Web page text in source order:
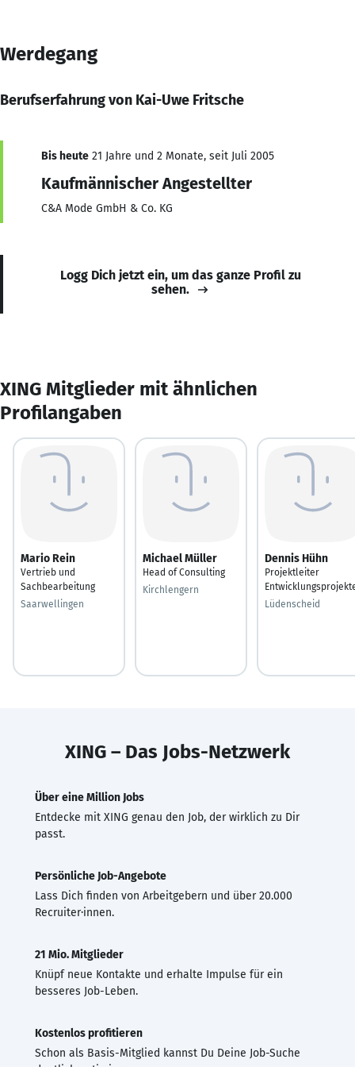
Werdegang
Berufserfahrung von Kai-Uwe Fritsche
Bis heute 21 Jahre und 2 Monate, seit Juli 2005
Kaufmännischer Angestellter
C&A Mode GmbH & Co. KG
Logg Dich jetzt ein, um das ganze Profil zu
sehen.
XING Mitglieder mit ähnlichen
Profilangaben
Mario Rein
Vertrieb und
Sachbearbeitung
Saarwellingen
Michael Müller
Head of Consulting
Kirchlengern
Dennis Hühn
Projektleiter
Lüdenscheid
XING – Das Jobs-Netzwerk
Über eine Million Jobs
Entdecke mit XING genau den Job, der wirklich zu Dir
passt.
Persönliche Job-Angebote
Lass Dich finden von Arbeitgebern und über 20.000
Recruiter·innen.
21 Mio. Mitglieder
Knüpf neue Kontakte und erhalte Impulse für ein
besseres Job-Leben.
Kostenlos profitieren
Schon als Basis-Mitglied kannst Du Deine Job-Suche